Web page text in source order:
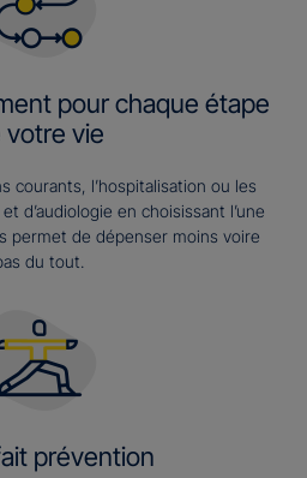
pour chaque étape
votre vie
courants, l’hospitalisation ou les
d’audiologie en choisissant l’une
permet de dépenser moins voire
du tout.
prévention